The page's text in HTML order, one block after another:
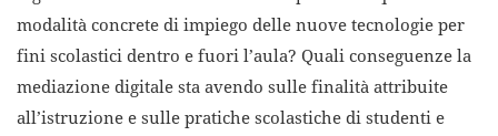
modalità concrete di impiego delle nuove tecnologie per
fini scolastici dentro e fuori l’aula? Quali conseguenze la
mediazione digitale sta avendo sulle finalità attribuite
all’istruzione e sulle pratiche scolastiche di studenti e